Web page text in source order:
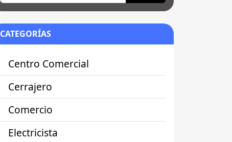
CATEGORÍAS
Centro Comercial
Cerrajero
Comercio
Electricista